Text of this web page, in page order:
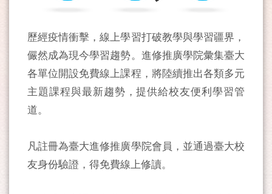
歷經疫情衝擊，線上學習打破教學與學習疆界，
儼然成為現今學習趨勢。進修推廣學院彙集臺大
各單位開設免費線上課程，將陸續推出各類多元
主題課程與最新趨勢，提供給校友便利學習管
道。
凡註冊為臺大進修推廣學院會員，並通過臺大校
友身份驗證，得免費線上修讀。